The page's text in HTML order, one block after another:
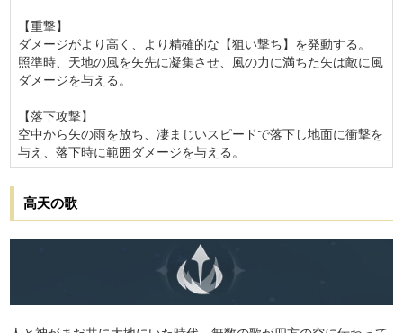
【重撃】
ダメージがより高く、より精確的な【狙い撃ち】を発動する。
照準時、天地の風を矢先に凝集させ、風の力に満ちた矢は敵に風
ダメージを与える。
【落下攻撃】
空中から矢の雨を放ち、凄まじいスピードで落下し地面に衝撃を
与え、落下時に範囲ダメージを与える。
高天の歌